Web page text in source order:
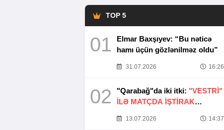
TOP 5
01
Elmar Baxşıyev: “Bu nəticə
hamı üçün gözlənilməz oldu”
31.07.2026 16:26
02 "Qarabağ"da iki itki: "VESTRİ"
İLƏ MATÇDA İŞTİRAK
13.07.2026 14:37